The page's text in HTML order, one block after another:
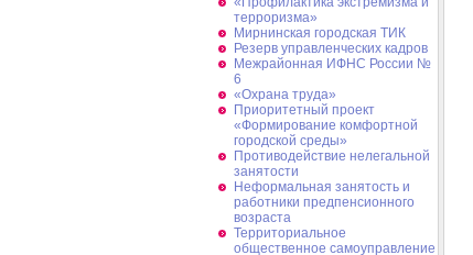
терроризма»
Мирнинская городская ТИК
Резерв управленческих кадров
Межрайонная ИФНС России №
6
«Охрана труда»
Приоритетный проект
«Формирование комфортной
городской среды»
Противодействие нелегальной
занятости
Неформальная занятость и
работники предпенсионного
возраста
Территориальное
общественное самоуправление